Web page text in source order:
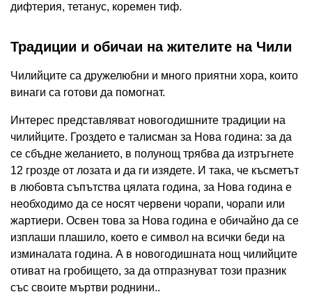
дифтерия, тетанус, коремен тиф.
Традиции и обичаи на жителите на Чили
Чилийците са дружелюбни и много приятни хора, които
винаги са готови да помогнат.
Интерес представляват новогодишните традиции на
чилийците. Гроздето е талисман за Нова година: за да
се сбъдне желанието, в полунощ трябва да изтръгнете
12 грозде от лозата и да ги изядете. И така, че късметът
в любовта съпътства цялата година, за Нова година е
необходимо да се носят червени чорапи, чорапи или
жартиери. Освен това за Нова година е обичайно да се
изплаши плашило, което е символ на всички беди на
изминалата година. А в новогодишната нощ чилийците
отиват на гробището, за да отпразнуват този празник
със своите мъртви роднини..